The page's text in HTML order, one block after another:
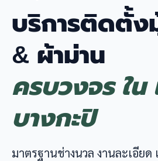
บริการติดตั้
& ผ้าม่าน
ครบวงจร ใน
บางกะปิ
มาตรฐานช่างนวล งานละเอีย